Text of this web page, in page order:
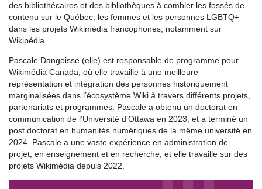
des bibliothécaires et des bibliothèques à combler les fossés de
contenu sur le Québec, les femmes et les personnes LGBTQ+
dans les projets Wikimédia francophones, notamment sur
Wikipédia.
Pascale Dangoisse (elle) est responsable de programme pour
Wikimédia Canada, où elle travaille à une meilleure
représentation et intégration des personnes historiquement
marginalisées dans l’écosystème Wiki à travers différents projets,
partenariats et programmes. Pascale a obtenu un doctorat en
communication de l’Université d’Ottawa en 2023, et a terminé un
post doctorat en humanités numériques de la même université en
2024. Pascale a une vaste expérience en administration de
projet, en enseignement et en recherche, et elle travaille sur des
projets Wikimédia depuis 2022.